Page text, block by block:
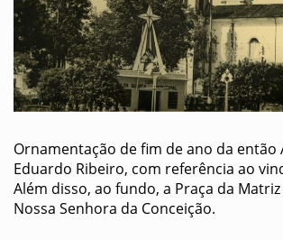
Ornamentação de fim de ano da então
Eduardo Ribeiro, com referência ao
Além disso, ao fundo, a Praça da
Nossa Senhora da Conceição.